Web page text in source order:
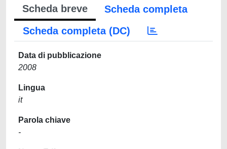
Scheda breve
Scheda completa
Scheda completa (DC)
Data di pubblicazione
2008
Lingua
it
Parola chiave
-